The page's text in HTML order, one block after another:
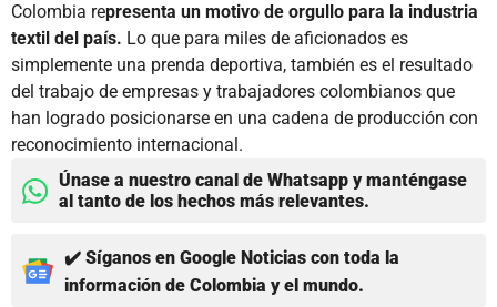
Colombia representa un motivo de orgullo para la industria
textil del país. Lo que para miles de aficionados es
simplemente una prenda deportiva, también es el resultado
del trabajo de empresas y trabajadores colombianos que
han logrado posicionarse en una cadena de producción con
reconocimiento internacional.
Únase a nuestro canal de Whatsapp y manténgase
al tanto de los hechos más relevantes.
✔️ Síganos en Google Noticias con toda la
información de Colombia y el mundo.